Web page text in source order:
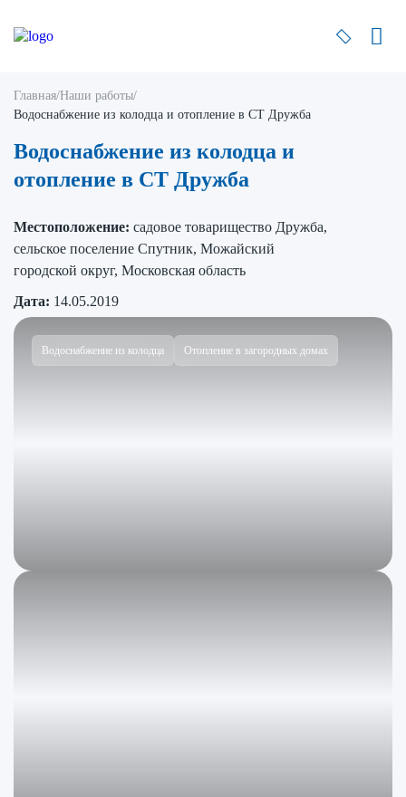
Главная/Наши работы/
Водоснабжение из колодца и отопление в СТ Дружба
Водоснабжение из колодца и
отопление в СТ Дружба
Местоположение: садовое товарищество Дружба,
сельское поселение Спутник, Можайский
городской округ, Московская область
Дата: 14.05.2019
Водоснабжение из колодца Отопление в загородных домах